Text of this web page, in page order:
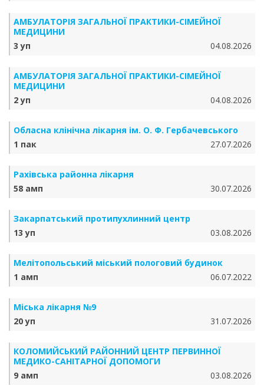
АМБУЛАТОРІЯ ЗАГАЛЬНОЇ ПРАКТИКИ-СІМЕЙНОЇ
МЕДИЦИНИ
3 уп
04.08.2026
АМБУЛАТОРІЯ ЗАГАЛЬНОЇ ПРАКТИКИ-СІМЕЙНОЇ
МЕДИЦИНИ
2 уп
04.08.2026
Обласна клінічна лікарня ім. О. Ф. Гербачевського
1 пак
27.07.2026
Рахівська районна лікарня
58 амп
30.07.2026
Закарпатський протипухлинний центр
13 уп
03.08.2026
Мелітопольський міський пологовий будинок
1 амп
06.07.2022
Міська лікарня №9
20 уп
31.07.2026
КОЛОМИЙСЬКИЙ РАЙОННИЙ ЦЕНТР ПЕРВИННОЇ
МЕДИКО-САНІТАРНОЇ ДОПОМОГИ
9 амп
03.08.2026